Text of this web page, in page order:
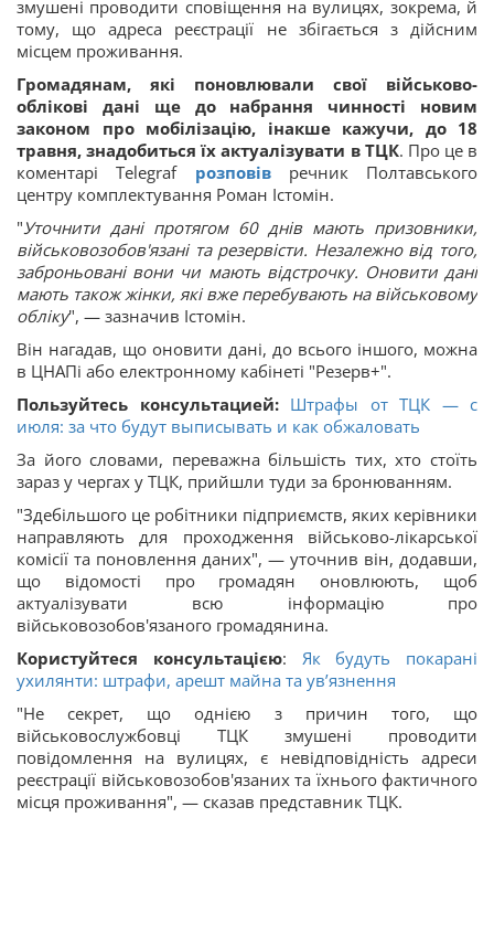
змушені проводити сповіщення на вулицях, зокрема, й
тому, що адреса реєстрації не збігається з дійсним
місцем проживання.
Громадянам, які поновлювали свої військово-
облікові дані ще до набрання чинності новим
законом про мобілізацію, інакше кажучи, до 18
травня, знадобиться їх актуалізувати в ТЦК. Про це в
коментарі Telegrafрозповівречник Полтавського
центру комплектування Роман Істомін.
"Уточнити дані протягом 60 днів мають призовники,
військовозобов'язані та резервісти. Незалежно від того,
заброньовані вони чи мають відстрочку. Оновити дані
мають також жінки, які вже перебувають на військовому
обліку", — зазначив Істомін.
Він нагадав, що оновити дані, до всього іншого, можна
в ЦНАПі або електронному кабінеті "Резерв+".
Пользуйтесь консультацией: Штрафы от ТЦК — с
июля: за что будут выписывать и как обжаловать
За його словами, переважна більшість тих, хто стоїть
зараз у чергах у ТЦК, прийшли туди за бронюванням.
"Здебільшого це робітники підприємств, яких керівники
направляють для проходження військово-лікарської
комісії та поновлення даних", — уточнив він, додавши,
що відомості про громадян оновлюють, щоб
актуалізувати всю інформацію про
військовозобов'язаного громадянина.
Користуйтеся консультацією: Як будуть покарані
ухилянти: штрафи, арешт майна та ув’язнення
"Не секрет, що однією з причин того, що
військовослужбовці ТЦК змушені проводити
повідомлення на вулицях, є невідповідність адреси
реєстрації військовозобов'язаних та їхнього фактичного
місця проживання", — сказав представник ТЦК.